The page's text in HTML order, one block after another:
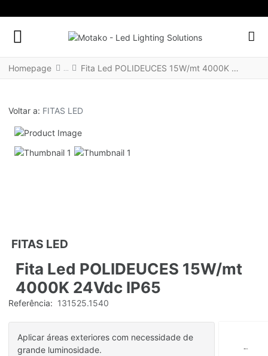
Homepage Fita Led POLIDEUCES 15W/mt 4000K 24Vdc IP65
Voltar a: FITAS LED
FITAS LED
Fita Led POLIDEUCES 15W/mt
4000K 24Vdc IP65
Referência: 131525.1540
Aplicar áreas exteriores com necessidade de
grande luminosidade.